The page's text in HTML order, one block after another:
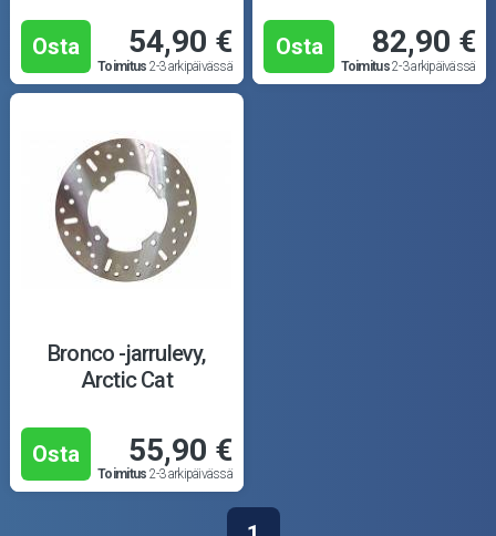
Osta 54,90 €
Toimitus 2-3 arkipäivässä
Osta 82,90 €
Toimitus2-3 arkipäivässä
Bronco -jarrulevy,
Arctic Cat
Osta 55,90 €
Toimitus 2-3 arkipäivässä